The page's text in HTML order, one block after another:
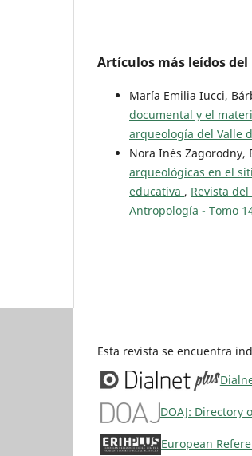
Artículos más leídos
María Emilia Iucci,
documental y el
arqueología del Valle
Nora Inés Zagorodny,
arqueológicas en el
educativa , Revista
Antropología - Tomo
Esta revista se encuentra
DOAJ: Directory
European